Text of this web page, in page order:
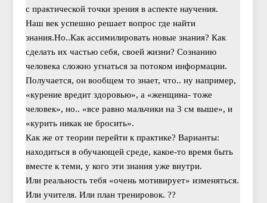
с практической точки зрения в аспекте научения.
Наш век успешно решает вопрос где найти
знания.Но..Как ассимилировать новые знания? Как
сделать их частью себя, своей жизни? Сознанию
человека сложно угнаться за потоком информации.
Получается, он вообщем то знает, что.. ну например,
«курение вредит здоровью», а «женщина- тоже
человек», но.. «все равно мальчики на 3 см выше», и
«курить никак не бросить».
Как же от теории перейти к практике? Варианты:
находиться в обучающей среде, какое-то время быть
вместе к теми, у кого эти знания уже внутри.
Или реальность тебя «очень мотивирует» изменяться.
Или учителя. Или план тренировок. ??